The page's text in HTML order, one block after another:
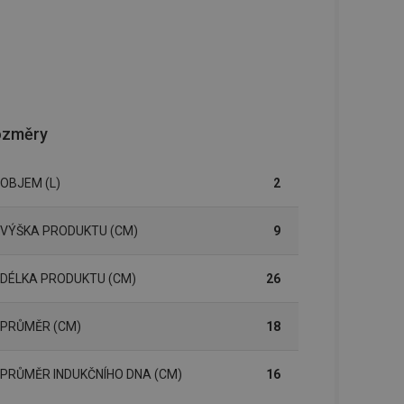
OBJEM (L) 2
VÝŠKA PRODUKTU (CM) 9
DÉLKA PRODUKTU (CM) 26
PRŮMĚR (CM) 18
PRŮMĚR INDUKČNÍHO DNA (CM) 16